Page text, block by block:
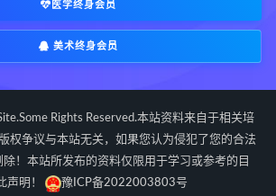
过三关与做功实例 归一
龙点穴高级班课程下载
南择吉日下载 辰南择吉日网盘
辰南择吉日 九宫八卦指针下载
宫八卦指针网盘 九宫八卦指针
道天机预测学下载
医学终身会员
美术终身会员
Rights Reserved.本站资料来自于相关培
权争议与本站无关，如果您认为侵犯了您的合法
！本站所发布的资料仅限用于学习或参考的目
声明！
豫ICP备2022003803号